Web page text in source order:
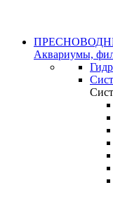
Аквариумы,